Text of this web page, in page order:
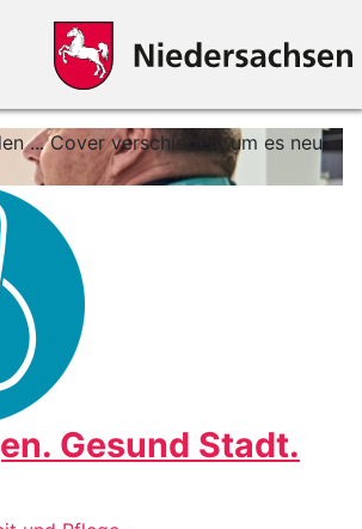
... Cover verschieben, um es neu
Gesund Stadt.